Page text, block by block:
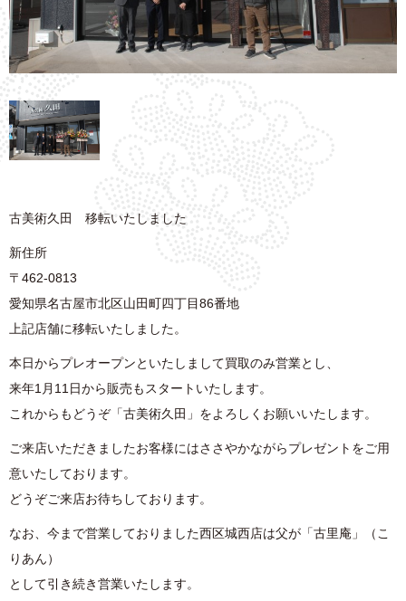
古美術久田 移転いたしました
新住所
〒462-0813
愛知県名古屋市北区山田町四丁目86番地
上記店舗に移転いたしました。
本日からプレオープンといたしまして買取のみ営業とし、
来年1月11日から販売もスタートいたします。
これからもどうぞ「古美術久田」をよろしくお願いいたします。
ご来店いただきましたお客様にはささやかながらプレゼントをご用
意いたしております。
どうぞご来店お待ちしております。
なお、今まで営業しておりました西区城西店は父が「古里庵」（こ
りあん）
として引き続き営業いたします。